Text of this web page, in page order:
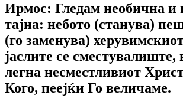
Ирмос: Гледам необична и
тајна: небото (станува)
(го заменува)
јаслите се сместувалиште,
легна несместливиот
Кого, пеејќи Го величаме.